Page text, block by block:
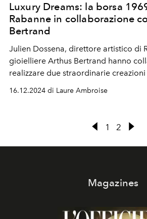
Luxury Dreams: la borsa
Rabanne in collaborazione
Bertrand
Julien Dossena, direttore artistico di
gioielliere Arthus Bertrand hanno
realizzare due straordinarie
16.12.2024 di Laure Ambroise
1 2
Magazines